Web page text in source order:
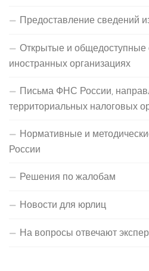
Предоставление
Открытые и
иностранных организациях
Письма ФНС России,
территориальных налоговых
Нормативные и
России
Решения по жалобам
Новости для юрлиц
На вопросы отвечают